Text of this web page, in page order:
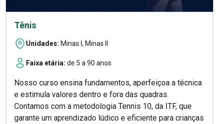
Tênis
Unidades: Minas I, Minas II
Faixa etária: de 5 a 90 anos
Nosso curso ensina fundamentos, aperfeiçoa a técnica
e estimula valores dentro e fora das quadras.
Contamos com a metodologia Tennis 10, da ITF, que
garante um aprendizado lúdico e eficiente para crianças